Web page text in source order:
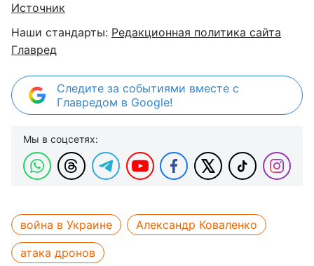
Источник
Наши стандарты: Редакционная политика сайта
Главред
Следите за событиями вместе с
Главредом в Google!
Мы в соцсетях:
война в Украине
Александр Коваленко
атака дронов